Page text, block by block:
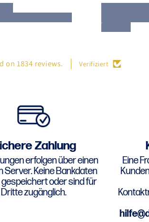
on 1834 reviews. Verifiziert
Zahlung
erfolgen über einen
Server. Keine Bankdaten
oder sind für
Dritte zugänglich.
Eine